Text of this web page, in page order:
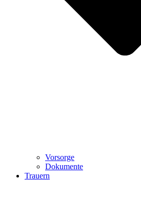
Vorsorge
Dokumente
Trauern